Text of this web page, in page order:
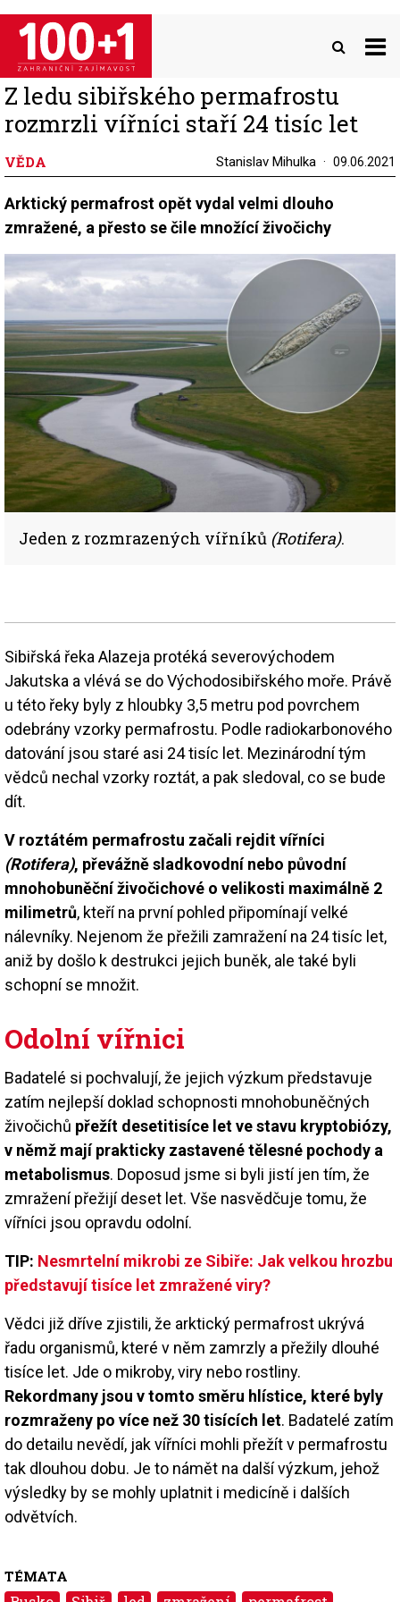
Přejít
hlavnímu
obsahu
Z ledu sibiřského permafrostu
rozmrzli vířníci staří 24 tisíc let
VĚDA Stanislav Mihulka 09.06.2021
Arktický permafrost opět vydal velmi dlouho
zmražené, a přesto se čile množící živočichy
Jeden z rozmrazených vířníků (Rotifera).
Sibiřská řeka Alazeja protéká severovýchodem
Jakutska a vlévá se do Východosibiřského moře. Právě
u této řeky byly z hloubky 3,5 metru pod povrchem
odebrány vzorky permafrostu. Podle radiokarbonového
datování jsou staré asi 24 tisíc let. Mezinárodní tým
vědců nechal vzorky roztát, a pak sledoval, co se bude
dít.
V roztátém permafrostu začali rejdit vířníci
(Rotifera), převážně sladkovodní nebo původní
mnohobuněční živočichové o velikosti maximálně 2
milimetrů, kteří na první pohled připomínají velké
nálevníky. Nejenom že přežili zamražení na 24 tisíc let,
aniž by došlo k destrukci jejich buněk, ale také byli
schopní se množit.
Odolní vířnici
Badatelé si pochvalují, že jejich výzkum představuje
zatím nejlepší doklad schopnosti mnohobuněčných
živočichů přežít desetitisíce let ve stavu kryptobiózy,
v němž mají prakticky zastavené tělesné pochody a
metabolismus. Doposud jsme si byli jistí jen tím, že
zmražení přežijí deset let. Vše nasvědčuje tomu, že
vířníci jsou opravdu odolní.
TIP: Nesmrtelní mikrobi ze Sibiře: Jak velkou hrozbu
představují tisíce let zmražené viry?
Vědci již dříve zjistili, že arktický permafrost ukrývá
řadu organismů, které v něm zamrzly a přežily dlouhé
tisíce let. Jde o mikroby, viry nebo rostliny.
Rekordmany jsou v tomto směru hlístice, které byly
rozmraženy po více než 30 tisících let. Badatelé zatím
do detailu nevědí, jak vířníci mohli přežít v permafrostu
tak dlouhou dobu. Je to námět na další výzkum, jehož
výsledky by se mohly uplatnit i medicíně i dalších
odvětvích.
TÉMATA